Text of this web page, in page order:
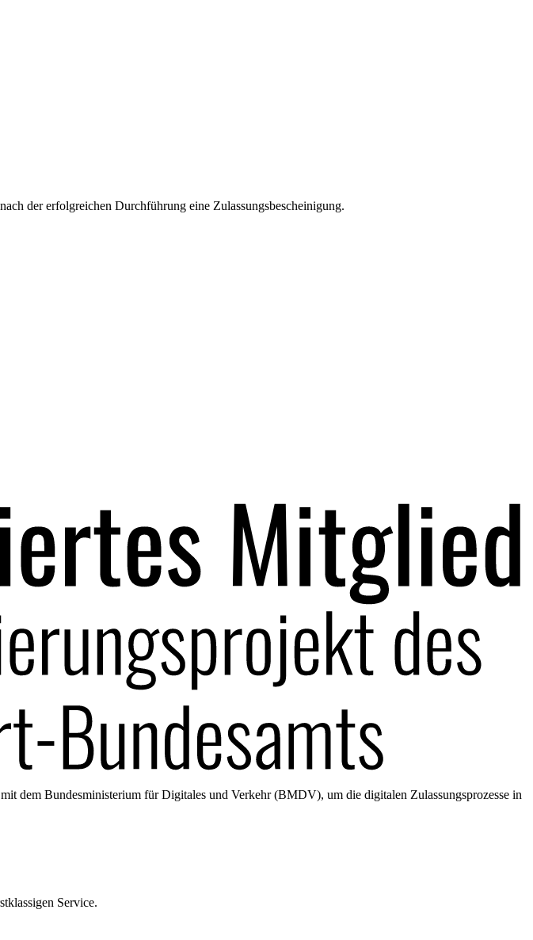
der erfolgreichen Durchführung eine Zulassungsbescheinigung.
dem Bundesministerium für Digitales und Verkehr (BMDV), um die digitalen Zulassungsprozesse in
Service.